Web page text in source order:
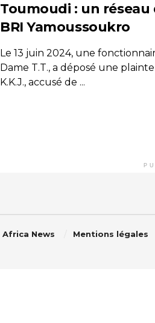
Toumoudi : un
BRI Yamoussoukro
Le 13 juin 2024, une
Dame T.T., a déposé une
K.K.J., accusé de ...
Africa News Mentions légales